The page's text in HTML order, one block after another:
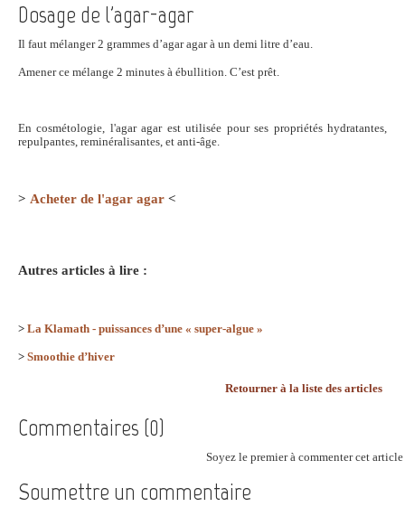
Dosage de l'agar-agar
Il faut mélanger 2 grammes d’agar agar à un demi litre d’eau.
Amener ce mélange 2 minutes à ébullition. C’est prêt.
En cosmétologie, l'agar agar est utilisée pour ses propriétés hydratantes,
repulpantes, reminéralisantes, et anti-âge.
> Acheter de l'agar agar <
Autres articles à lire :
> La Klamath - puissances d’une « super-algue »
> Smoothie d’hiver
Retourner à la liste des articles
Commentaires (0)
Soyez le premier à commenter cet article
Soumettre un commentaire